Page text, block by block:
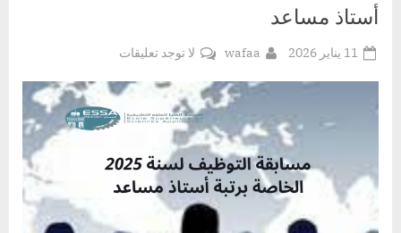
أستاذ مساعد
Posted
11 يناير 2026 By
wafaa لا توجد تعليقاتعلى
التوظيف
لسنة
2025
الخاصة
برتبة
أستاذ
مساعد